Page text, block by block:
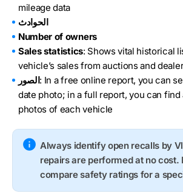
mileage data
الحوادث
Number of owners
Sales statistics: Shows vital historical
vehicle’s sales from auctions and
الصور: In a free online report, you can
date photo; in a full report, you can
photos of each vehicle
Always identify open recalls by
repairs are performed at no cost.
compare safety ratings for a